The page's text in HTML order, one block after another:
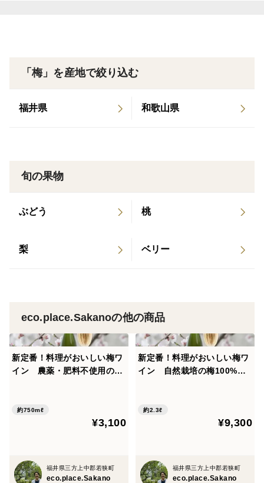
「梅」を産地で絞り込む
福井県 和歌山県
旬の果物
ぶどう 桃
梨 ベリー
eco.place.Sakanoの他の商品
新定番！料理がおいしい梅ワ
イン 農薬・肥料不使用の梅
IES+' 750ml
約750mℓ
¥3,100
福井県三方上中郡若狭町
eco.place.Sakano
新定番！料理がおいしい梅ワ
イン 自然栽培の梅100%使
0ml 3本セット
約2.3ℓ
¥9,300
福井県三方上中郡若狭町
eco.place.Sakano